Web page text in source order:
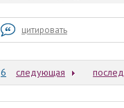
цитировать
6 следующая